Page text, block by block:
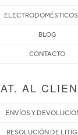
BLOG
CONTACTO
AT. AL
ENVÍOS Y
RESOLUCIÓN DE